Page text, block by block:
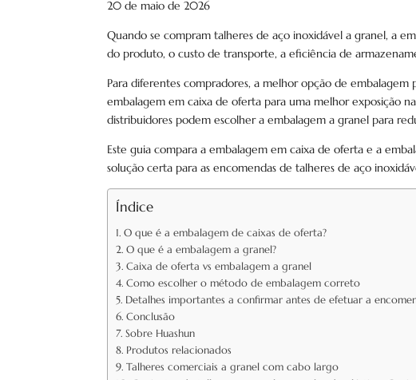
20 de maio de 2026
Quando se compram talheres de aço inoxidável a granel, a
do produto, o custo de transporte, a eficiência de
Para diferentes compradores, a melhor opção de
embalagem em caixa de oferta para uma melhor exposição
distribuidores podem escolher a embalagem a granel para
Este guia compara a embalagem em caixa de oferta e a
solução certa para as encomendas de talheres de aço
Índice
O que é a embalagem de caixas de oferta?
O que é a embalagem a granel?
Caixa de oferta vs embalagem a granel
Como escolher o método de embalagem correto
Detalhes importantes a confirmar antes de efetuar a
Conclusão
Sobre Huashun
Produtos relacionados
Talheres comerciais a granel com cabo largo